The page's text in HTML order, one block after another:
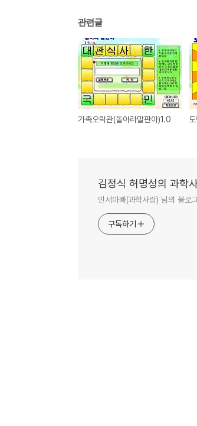
관련글
가족오락관(돌아라말판아)1.0
김정식 허명성의 과학
민서아빠(과학사랑) 님의 블로
구독하기